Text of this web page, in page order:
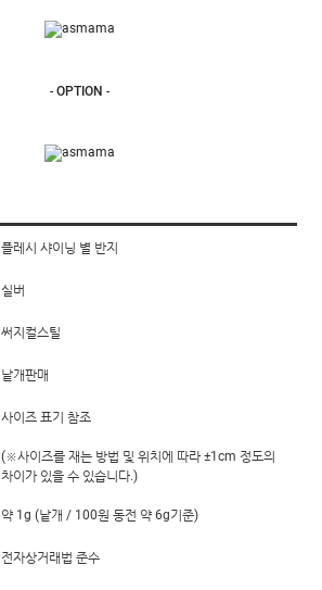
- OPTION -
플레시 샤이닝 별 반지
실버
써지컬스틸
낱개판매
사이즈 표기 참조
(※사이즈를 재는 방법 및 위치에 따라 ±1cm 정도의
차이가 있을 수 있습니다.)
약 1g (낱개 / 100원 동전 약 6g기준)
전자상거래법 준수